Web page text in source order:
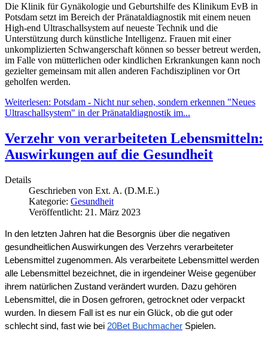
Die Klinik für Gynäkologie und Geburtshilfe des Klinikum EvB in
Potsdam setzt im Bereich der Pränataldiagnostik mit einem neuen
High-end Ultraschallsystem auf neueste Technik und die
Unterstützung durch künstliche Intelligenz. Frauen mit einer
unkomplizierten Schwangerschaft können so besser betreut werden,
im Falle von mütterlichen oder kindlichen Erkrankungen kann noch
gezielter gemeinsam mit allen anderen Fachdisziplinen vor Ort
geholfen werden.
Weiterlesen: Potsdam - Nicht nur sehen, sondern erkennen "Neues
Ultraschallsystem" in der Pränataldiagnostik im...
Verzehr von verarbeiteten Lebensmitteln:
Auswirkungen auf die Gesundheit
Details
Geschrieben von Ext. A. (D.M.E.)
Kategorie: Gesundheit
Veröffentlicht: 21. März 2023
In den letzten Jahren hat die Besorgnis über die negativen
gesundheitlichen Auswirkungen des Verzehrs verarbeiteter
Lebensmittel zugenommen. Als verarbeitete Lebensmittel werden
alle Lebensmittel bezeichnet, die in irgendeiner Weise gegenüber
ihrem natürlichen Zustand verändert wurden. Dazu gehören
Lebensmittel, die in Dosen gefroren, getrocknet oder verpackt
wurden. In diesem Fall ist es nur ein Glück, ob die gut oder
schlecht sind, fast wie bei 20Bet Buchmacher Spielen.